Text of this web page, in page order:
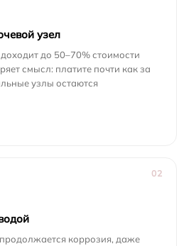
узел
до 50–70% стоимости
смысл: платите почти как за
узлы остаются
02
коррозия, даже